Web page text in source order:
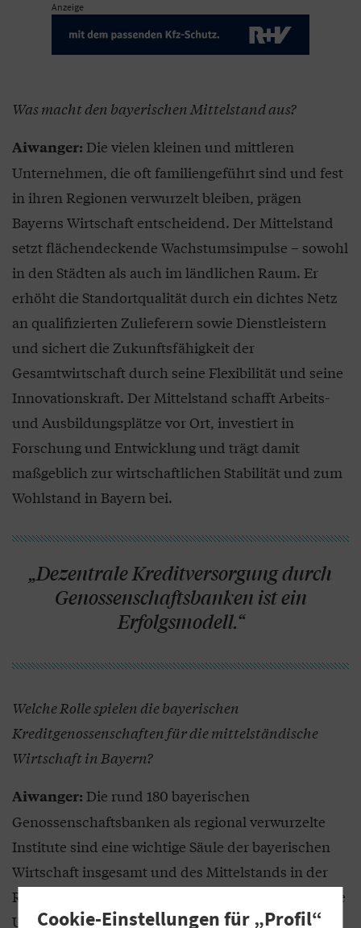
Anzeige
Was macht den bayerischen Mittelstand aus?
Aiwanger: Die vielen kleinen und mittleren
Unternehmen, die oft familiengeführt sind und fest
in ihren Regionen verwurzelt bleiben, prägen
Bayerns Wirtschaft entscheidend. Der Mittelstand
setzt flächendeckende Wachstumsimpulse – sowohl
in den Städten als auch im ländlichen Raum. Er
erhöht die Standortqualität durch ein dichtes Netz
an qualifizierten Zulieferern sowie Dienstleistern
und sichert die Zukunftsfähigkeit der
Gesamtwirtschaft durch seine Flexibilität und seine
Innovationskraft. Der Mittelstand schafft Arbeits-
und Ausbildungsplätze vor Ort, investiert in
Forschung und Entwicklung und trägt damit
maßgeblich zur wirtschaftlichen Stabilität und zum
Wohlstand in Bayern bei.
„Dezentrale Kreditversorgung durch
Genossenschaftsbanken ist ein
Erfolgsmodell.“
Welche Rolle spielen die bayerischen
Kreditgenossenschaften für die mittelständische
Wirtschaft in Bayern?
Aiwanger: Die rund 180 bayerischen
Genossenschaftsbanken als regional verwurzelte
Institute sind eine wichtige Säule der bayerischen
Wirtschaft insgesamt und des Mittelstands in der
Region im Besonderen. Gerade für mittelständische
Unternehmen ist der Bankkredit eine wichtige
Cookie-Einstellungen für „Profil“